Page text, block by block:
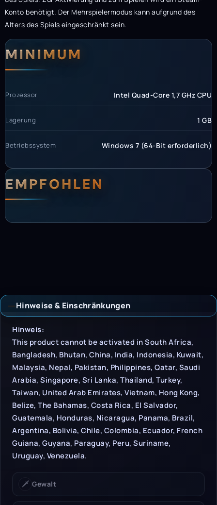
Konto benötigt. Der Mehrspielermodus kann aufgrund des
Alters des Spiels eingeschränkt sein.
MINIMUM
Prozessor Intel Quad-Core 1,7 GHz CPU
Lagerung 1 GB
Betriebssystem Windows 7 (64-Bit erforderlich)
EMPFOHLEN
Hinweise & Einschränkungen
Hinweise &
Hinweis:
This product cannot be activated in South Africa,
Bangladesh, Bhutan, China, India, Indonesia, Kuwait,
Malaysia, Nepal, Pakistan, Philippines, Qatar, Saudi
Arabia, Singapore, Sri Lanka, Thailand, Turkey,
Taiwan, United Arab Emirates, Vietnam, Hong Kong,
Belize, The Bahamas, Costa Rica, El Salvador,
Guatemala, Honduras, Nicaragua, Panama, Brazil,
Argentina, Bolivia, Chile, Colombia, Ecuador, French
Guiana, Guyana, Paraguay, Peru, Suriname,
Uruguay, Venezuela.
🗡️ Gewalt